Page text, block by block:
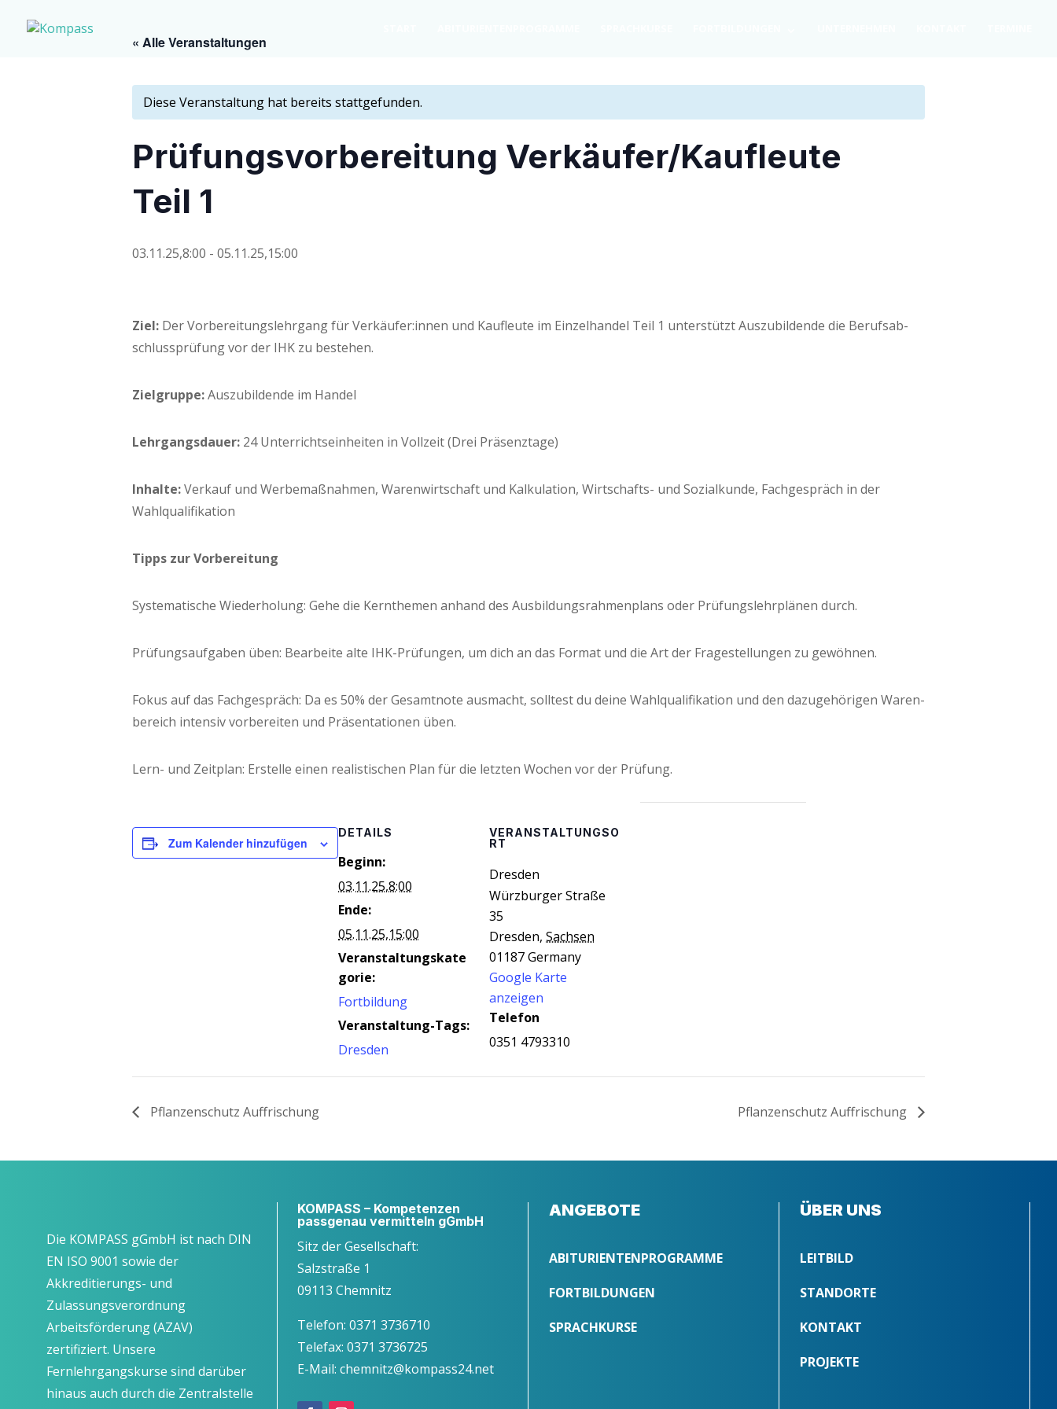
« Alle Veranstaltungen
Diese Veranstaltung hat bereits stattgefunden.
Prü­fungs­vor­be­rei­tung Verkäufer/Kaufleute
Teil 1
03.11.25,8:00 - 05.11.25,15:00
Ziel: Der Vor­be­rei­tungs­lehr­gang für Verkäufer:innen und Kauf­leu­te im Ein­zel­han­del Teil 1 unter­stützt Aus­zu­bil­den­de die Berufs­ab­
schluss­prü­fung vor der IHK zu bestehen.
Ziel­grup­pe:Aus­zu­bil­den­de im Handel
Lehr­gangs­dau­er: 24 Unter­richts­ein­hei­ten in Voll­zeit (Drei Präsenztage)
Inhal­te:Ver­kauf und Wer­be­maß­nah­men, Waren­wirt­schaft und Kal­ku­la­ti­on, Wirt­schafts- und Sozi­al­kun­de, Fach­ge­spräch in der
Wahlqualifikation
Tipps zur Vorbereitung
Sys­te­ma­ti­sche Wie­der­ho­lung: Gehe die Kern­the­men anhand des Aus­bil­dungs­rah­men­plans oder Prü­fungs­lehr­plä­nen durch.
Prü­fungs­auf­ga­ben üben: Bear­bei­te alte IHK-Prü­fun­gen, um dich an das For­mat und die Art der Fra­ge­stel­lun­gen zu gewöhnen.
Fokus auf das Fach­ge­spräch: Da es 50% der Gesamt­no­te aus­macht, soll­test du dei­ne Wahl­qua­li­fi­ka­ti­on und den dazu­ge­hö­ri­gen Waren­
be­reich inten­siv vor­be­rei­ten und Prä­sen­ta­tio­nen üben.
Lern- und Zeit­plan: Erstel­le einen rea­lis­ti­schen Plan für die letz­ten Wochen vor der Prüfung.
Zum Kalender hinzufügen
DETAILS
Beginn:
03.11.25,8:00
Ende:
05.11.25,15:00
Veranstaltungskate
gorie:
Fortbildung
Veranstaltung-Tags:
Dresden
VERANSTALTUNGSO
RT
Dres­den
Würzburger Straße
35
Dresden, Sachsen
01187Germany
Google Karte
anzeigen
Telefon
0351 4793310
Pflan­zen­schutz Auffrischung Pflan­zen­schutz Auffrischung
Die KOMPASS gGmbH ist nach DIN
EN ISO 9001 sowie der
Akkreditierungs- und
Zulassungsverordnung
Arbeitsförderung (AZAV)
zertifiziert. Unsere
Fernlehrgangskurse sind darüber
hinaus auch durch die Zentralstelle
KOMPASS – Kompetenzen
passgenau vermitteln gGmbH
Sitz der Gesellschaft:
Salzstraße 1
09113 Chemnitz
Telefon: 0371 3736710
Telefax: 0371 3736725
E-Mail: chemnitz@kompass24.net
ANGEBOTE
ABITURIENTENPROGRAMME
FORTBILDUNGEN
SPRACHKURSE
ÜBER UNS
LEITBILD
STANDORTE
KONTAKT
PROJEKTE